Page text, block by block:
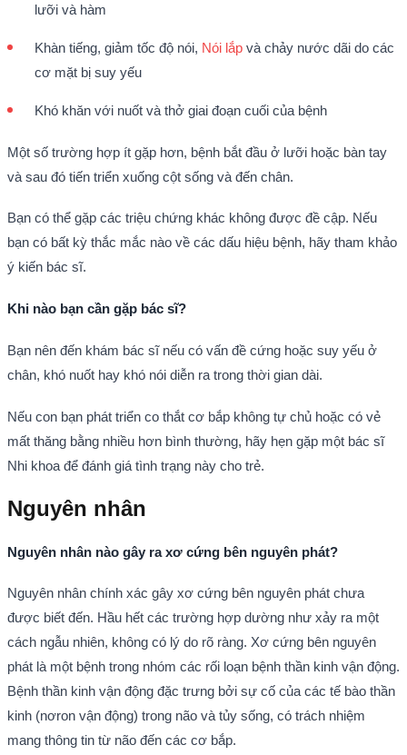
lưỡi và hàm
Khàn tiếng, giảm tốc độ nói, Nói lắp và chảy nước dãi do các
cơ mặt bị suy yếu
Khó khăn với nuốt và thở giai đoạn cuối của bệnh
Một số trường hợp ít gặp hơn, bệnh bắt đầu ở lưỡi hoặc bàn tay
và sau đó tiến triển xuống cột sống và đến chân.
Bạn có thể gặp các triệu chứng khác không được đề cập. Nếu
bạn có bất kỳ thắc mắc nào về các dấu hiệu bệnh, hãy tham khảo
ý kiến bác sĩ.
Khi nào bạn cần gặp bác sĩ?
Bạn nên đến khám bác sĩ nếu có vấn đề cứng hoặc suy yếu ở
chân, khó nuốt hay khó nói diễn ra trong thời gian dài.
Nếu con bạn phát triển co thắt cơ bắp không tự chủ hoặc có vẻ
mất thăng bằng nhiều hơn bình thường, hãy hẹn gặp một bác sĩ
Nhi khoa để đánh giá tình trạng này cho trẻ.
Nguyên nhân
Nguyên nhân nào gây ra xơ cứng bên nguyên phát?
Nguyên nhân chính xác gây xơ cứng bên nguyên phát chưa
được biết đến. Hầu hết các trường hợp dường như xảy ra một
cách ngẫu nhiên, không có lý do rõ ràng. Xơ cứng bên nguyên
phát là một bệnh trong nhóm các rối loạn bệnh thần kinh vận động.
Bệnh thần kinh vận động đặc trưng bởi sự cố của các tế bào thần
kinh (nơron vận động) trong não và tủy sống, có trách nhiệm
mang thông tin từ não đến các cơ bắp.